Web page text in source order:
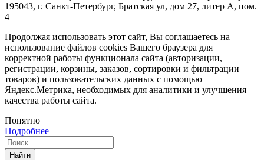
195043, г. Санкт-Петербург, Братская ул, дом 27, литер А, пом.
4
Продолжая использовать этот сайт, Вы соглашаетесь на
использование файлов cookies Вашего браузера для
корректной работы функционала сайта (авторизации,
регистрации, корзины, заказов, сортировки и фильтрации
товаров) и пользовательских данных с помощью
Яндекс.Метрика, необходимых для аналитики и улучшения
качества работы сайта.
Понятно
Подробнее
Найти